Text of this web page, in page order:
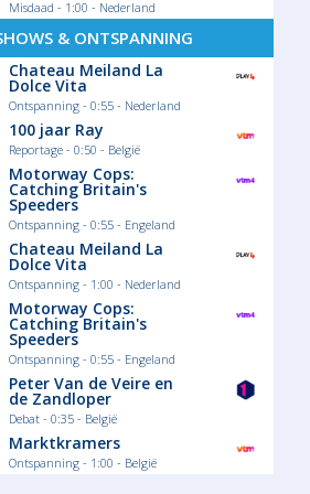
op NJAM!:
Vlaamse
op
Impe, Roger Van
Europese finales
Het Europese voetbal
voor de meest intense
Misdaad - 1:00 - Nederland
& ONTSPANNING
Chateau Meiland La
Dolce Vita
Ontspanning - 0:55 - Nederland
100 jaar Ray
Reportage - 0:50 - België
Motorway Cops:
Catching Britain's
Speeders
Ontspanning - 0:55 - Engeland
Chateau Meiland La
Dolce Vita
Ontspanning - 1:00 - Nederland
Motorway Cops:
Catching Britain's
Speeders
Ontspanning - 0:55 - Engeland
Peter Van de Veire en
de Zandloper
Debat - 0:35 - België
Marktkramers
Ontspanning - 1:00 - België